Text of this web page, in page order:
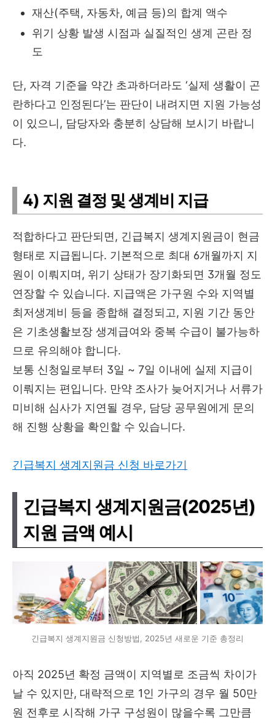
재산(주택, 자동차, 예금 등)의 합계 액수
위기 상황 발생 시점과 실질적인 생계 곤란 정
도
단, 자격 기준을 약간 초과하더라도 ‘실제 생활이 곤
란하다고 인정된다’는 판단이 내려지면 지원 가능성
이 있으니, 담당자와 충분히 상담해 보시기 바랍니
다.
4) 지원 결정 및 생계비 지급
적합하다고 판단되면, 긴급복지 생계지원금이 현금
형태로 지급됩니다. 기본적으로 최대 6개월까지 지
원이 이뤄지며, 위기 상태가 장기화되면 3개월 정도
연장할 수 있습니다. 지급액은 가구원 수와 지역별
최저생계비 등을 종합해 결정되고, 지원 기간 동안
은 기초생활보장 생계급여와 중복 수급이 불가능하
므로 유의해야 합니다.
보통 신청일로부터 3일 ~ 7일 이내에 실제 지급이
이뤄지는 편입니다. 만약 조사가 늦어지거나 서류가
미비해 심사가 지연될 경우, 담당 공무원에게 문의
해 진행 상황을 확인할 수 있습니다.
긴급복지 생계지원금 신청 바로가기
긴급복지 생계지원금(2025년)
지원 금액 예시
긴급복지 생계지원금 신청방법, 2025년 새로운 기준 총정리
아직 2025년 확정 금액이 지역별로 조금씩 차이가
날 수 있지만, 대략적으로 1인 가구의 경우 월 50만
원 전후로 시작해 가구 구성원이 많을수록 그만큼